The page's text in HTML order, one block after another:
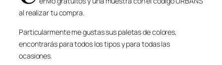
al realizar tu compra.
Particularmente me gustas sus paletas de colores,
encontrarás para todos los tipos y para todas las
ocasiones.